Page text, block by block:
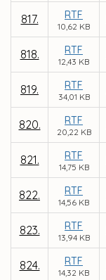
817. RTF
10,62 KB
818. RTF
12,43 KB
819. RTF
34,01 KB
820. RTF
20,22 KB
821. RTF
14,75 KB
822. RTF
14,56 KB
823. RTF
13,94 KB
824. RTF
14,32 KB